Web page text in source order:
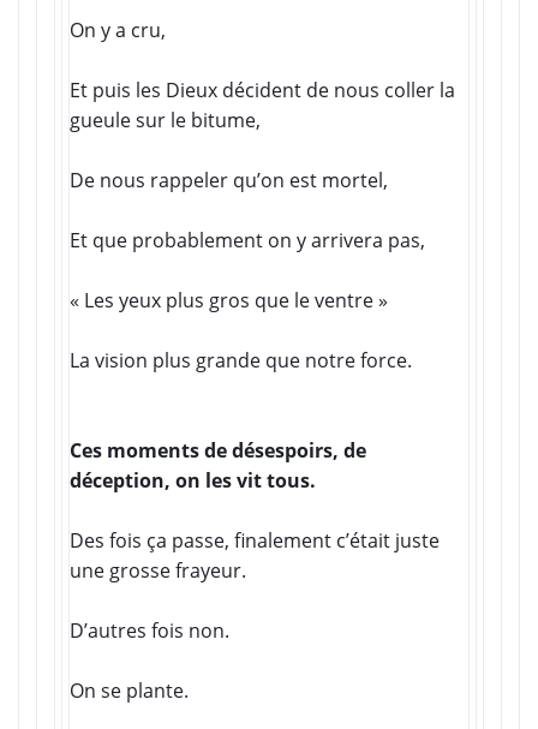
On y a cru,
Et puis les Dieux décident de nous coller la
gueule sur le bitume,
De nous rappeler qu’on est mortel,
Et que probablement on y arrivera pas,
« Les yeux plus gros que le ventre »
La vision plus grande que notre force.
Ces moments de désespoirs, de
déception, on les vit tous.
Des fois ça passe, finalement c’était juste
une grosse frayeur.
D’autres fois non.
On se plante.